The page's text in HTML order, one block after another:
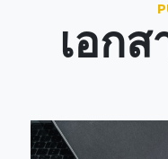
เอก